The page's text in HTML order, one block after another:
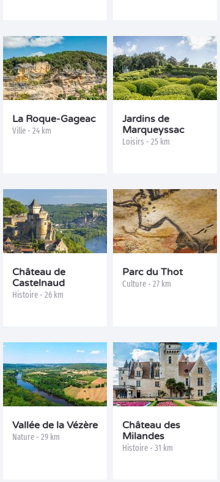
La Roque-Gageac
Ville - 24 km
Jardins de
Marqueyssac
Loisirs - 25 km
Château de
Castelnaud
Histoire - 26 km
Parc du Thot
Culture - 27 km
Vallée de la Vézère
Nature - 29 km
Château des
Milandes
Histoire - 31 km